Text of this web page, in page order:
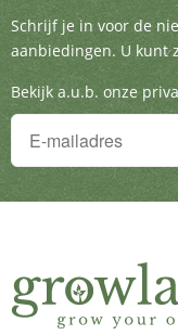
Schrijf je in
Schrijf je in voor de
aanbiedingen. U kunt
Bekijk a.u.b. onze
Je wilt niets missen!
Schrijf je in voor de